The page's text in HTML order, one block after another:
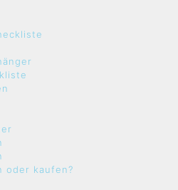
oder kaufen?